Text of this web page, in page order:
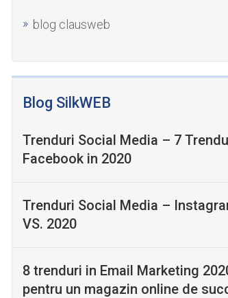
blog clausweb
Blog SilkWEB
Trenduri Social Media – 7
Facebook in 2020
Trenduri Social Media –
VS. 2020
8 trenduri in Email Marketing
pentru un magazin online de